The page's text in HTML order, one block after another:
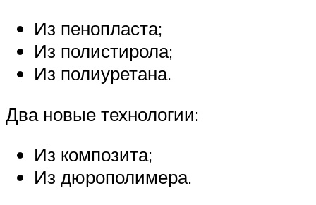
Из пенопласта;
Из полистирола;
Из полиуретана.
Два новые технологии:
Из композита;
Из дюрополимера.